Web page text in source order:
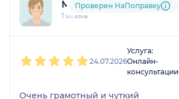
Мадина
1 отзыв
Проверен НаПоправку
24.07.2026
Услуга:
Онлайн-
консультации
Очень грамотный и чуткий